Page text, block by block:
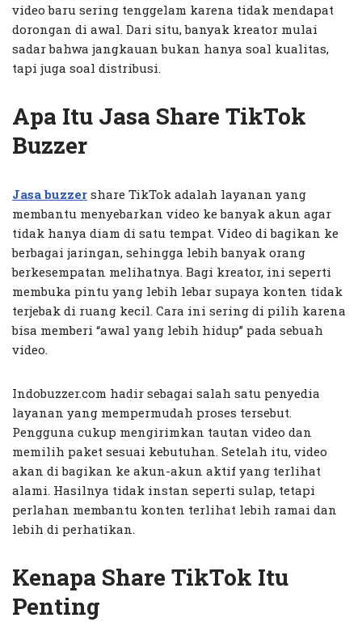
video baru sering tenggelam karena tidak mendapat
dorongan di awal. Dari situ, banyak kreator mulai
sadar bahwa jangkauan bukan hanya soal kualitas,
tapi juga soal distribusi.
Apa Itu Jasa Share TikTok
Buzzer
Jasa buzzer share TikTok adalah layanan yang
membantu menyebarkan video ke banyak akun agar
tidak hanya diam di satu tempat. Video di bagikan ke
berbagai jaringan, sehingga lebih banyak orang
berkesempatan melihatnya. Bagi kreator, ini seperti
membuka pintu yang lebih lebar supaya konten tidak
terjebak di ruang kecil. Cara ini sering di pilih karena
bisa memberi “awal yang lebih hidup” pada sebuah
video.
Indobuzzer.com hadir sebagai salah satu penyedia
layanan yang mempermudah proses tersebut.
Pengguna cukup mengirimkan tautan video dan
memilih paket sesuai kebutuhan. Setelah itu, video
akan di bagikan ke akun-akun aktif yang terlihat
alami. Hasilnya tidak instan seperti sulap, tetapi
perlahan membantu konten terlihat lebih ramai dan
lebih di perhatikan.
Kenapa Share TikTok Itu
Penting